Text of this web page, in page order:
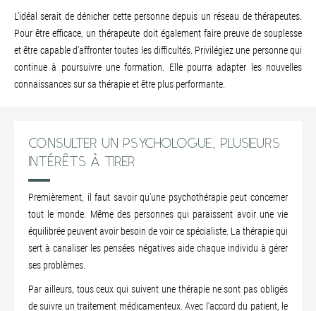
L’idéal serait de dénicher cette personne depuis un réseau de thérapeutes.
Pour être efficace, un thérapeute doit également faire preuve de souplesse
et être capable d’affronter toutes les difficultés. Privilégiez une personne qui
continue à poursuivre une formation. Elle pourra adapter les nouvelles
connaissances sur sa thérapie et être plus performante.
CONSULTER UN PSYCHOLOGUE, PLUSIEURS
INTÉRÊTS À TIRER
Premièrement, il faut savoir qu’une psychothérapie peut concerner
tout le monde. Même des personnes qui paraissent avoir une vie
équilibrée peuvent avoir besoin de voir ce spécialiste. La thérapie qui
sert à canaliser les pensées négatives aide chaque individu à gérer
ses problèmes.
Par ailleurs, tous ceux qui suivent une thérapie ne sont pas obligés
de suivre un traitement médicamenteux. Avec l’accord du patient, le